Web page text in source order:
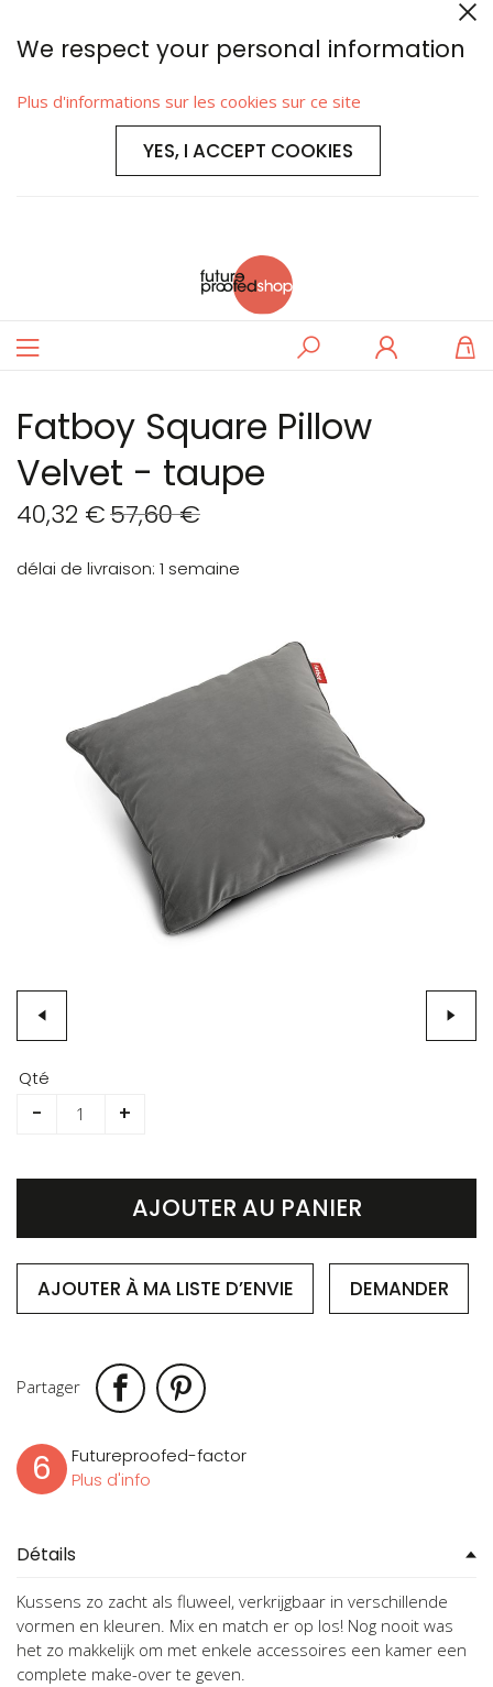
We respect your personal information
Plus d'informations sur les cookies sur ce site
YES, I ACCEPT COOKIES
Basculer
Rechercher
Fatboy Square Pillow
Velvet - taupe
40,32 €57,60 €
délai de livraison 1 semaine
images
to
beginning
the
Qté
- +
AJOUTER AU PANIER
AJOUTER À MA LISTE D’ENVIE DEMANDER
Partager
6
Futureproofed-factor
Plus d'info
Détails
Kussens zo zacht als fluweel, verkrijgbaar in verschillende
vormen en kleuren. Mix en match er op los! Nog nooit was
het zo makkelijk om met enkele accessoires een kamer een
complete make-over te geven.